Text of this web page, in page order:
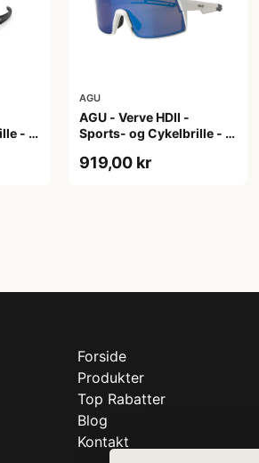
- 3
AGU
AGU - Verve HDII -
Sports- og Cykelbrille - 3
919,00 kr
Forside
Produkter
Top Rabatter
Blog
Kontakt